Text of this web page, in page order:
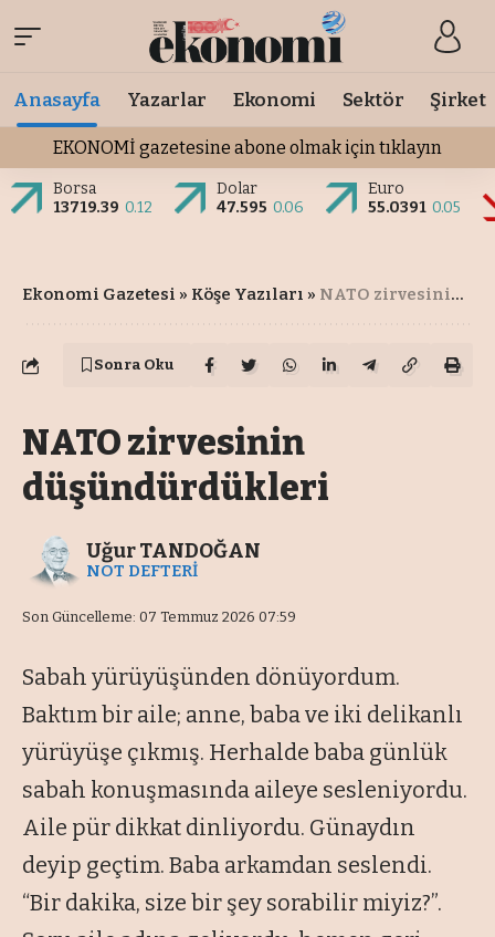
Anasayfa Yazarlar Ekonomi Sektör Şirket
EKONOMİ gazetesine abone olmak için tıklayın
Borsa
13719.39 0.12
Dolar
47.595 0.06
Euro
55.0391 0.05
Ekonomi Gazetesi » Köşe Yazıları » NATO zirvesinin düşündürdükleri
Sonra Oku
NATO zirvesinin
düşündürdükleri
Son Güncelleme: 07 Temmuz 2026 07:59
Uğur TANDOĞAN
NOT DEFTERİ
Sabah yürüyüşünden dönüyordum.
Baktım bir aile; anne, baba ve iki delikanlı
yürüyüşe çıkmış. Herhalde baba günlük
sabah konuşmasında aileye sesleniyordu.
Aile pür dikkat dinliyordu. Günaydın
deyip geçtim. Baba arkamdan seslendi.
“Bir dakika, size bir şey sorabilir miyiz?”.